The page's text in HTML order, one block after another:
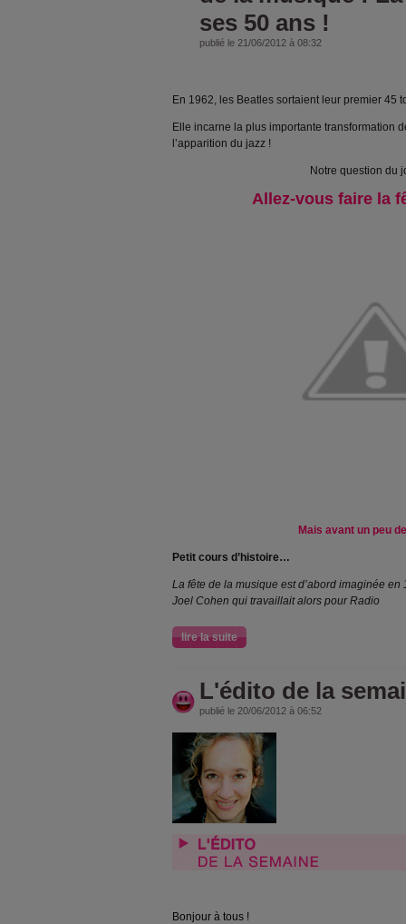
ses 50 ans !
publié le 21/06/2012 à 08:32
En 1962, les Beatles sortaient leur premier 45
Elle incarne la plus importante transformation
l’apparition du jazz !
Notre question du
Allez-vous faire la
Mais avant un peu
Petit cours d’histoire…
La fête de la musique est d’abord imaginée
Joel Cohen qui travaillait alors pour Radio
lire la suite
L'édito de la
publié le 20/06/2012 à 06:52
Bonjour à tous !